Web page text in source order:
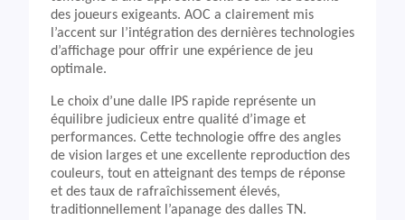
des joueurs exigeants. AOC a clairement mis
l’accent sur l’intégration des dernières technologies
d’affichage pour offrir une expérience de jeu
optimale.
Le choix d’une dalle IPS rapide représente un
équilibre judicieux entre qualité d’image et
performances. Cette technologie offre des angles
de vision larges et une excellente reproduction des
couleurs, tout en atteignant des temps de réponse
et des taux de rafraîchissement élevés,
traditionnellement l’apanage des dalles TN.